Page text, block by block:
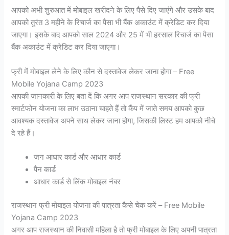
आपको अभी शुरुआत में मोबाइल खरीदने के लिए पैसे दिए जाएंगे और उसके बाद
आपको तुरंत 3 महीने के रिचार्ज का पैसा भी बैंक अकाउंट में क्रेडिट कर दिया
जाएगा। इसके बाद आपको साल 2024 और 25 में भी हरसाल रिचार्ज का पैसा
बैंक अकाउंट में क्रेडिट कर दिया जाएगा।
फ्री में मोबाइल लेने के लिए कौन से दस्तावेज लेकर जाना होगा – Free
Mobile Yojana Camp 2023
आपकी जानकारी के लिए बता दें कि अगर आप राजस्थान सरकार की फ्री
स्मार्टफोन योजना का लाभ उठाना चाहते हैं तो कैंप में जाते समय आपको कुछ
आवश्यक दस्तावेज अपने साथ लेकर जाना होगा, जिसकी लिस्ट हम आपको नीचे
दे रहे हैं।
जन आधार कार्ड और आधार कार्ड
पैन कार्ड
आधार कार्ड से लिंक मोबाइल नंबर
राजस्थान फ्री मोबाइल योजना की पात्रता कैसे चेक करें – Free Mobile
Yojana Camp 2023
अगर आप राजस्थान की निवासी महिला है तो फ्री मोबाइल के लिए अपनी पात्रता